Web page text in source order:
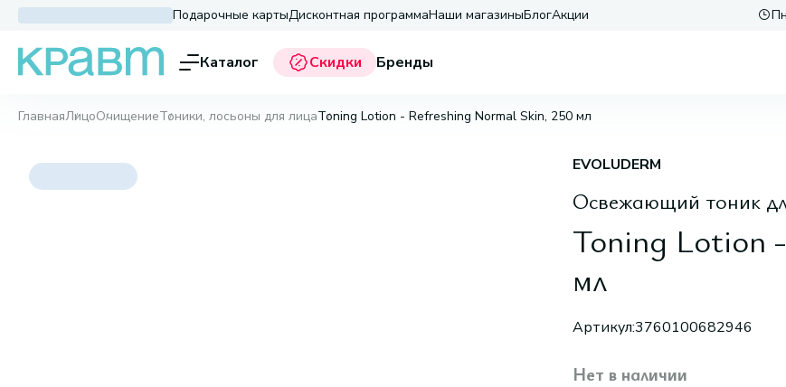
Подарочные картыДисконтная программаНаши магазиныБлогАкции
Каталог Скидки Бренды
ГлавнаяЛицоОчищениеТоники, лосьоны для лицаToning Lotion - Refreshing Normal Skin, 250 мл
EVOLUDERM
Освежающий тоник
Toning Lotion
мл
Артикул:3760100682946
Нет в наличии